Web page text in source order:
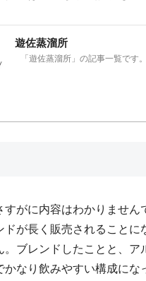
遊佐蒸溜所
「遊佐蒸溜所」の記事一覧です。
すがに内容はわかりません
ドが長く販売されることに
。ブレンドしたことと、ア
かなり飲みやすい構成にな